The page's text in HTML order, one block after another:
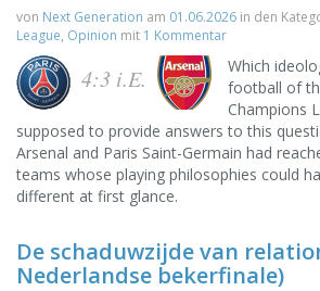
von Next Generation am 01.06.2026 in den
League, Opinion mit 1 Kommentar
4:3 i.E.
Which
football of
Champions
supposed to provide answers to this
Arsenal and Paris Saint-Germain had
teams whose playing philosophies could
different at first glance.
De schaduwzijde van
Nederlandse bekerfinale)